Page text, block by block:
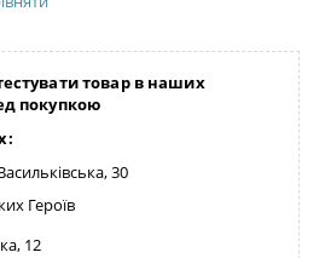
товар в наших
покупкою
30
Героїв
12